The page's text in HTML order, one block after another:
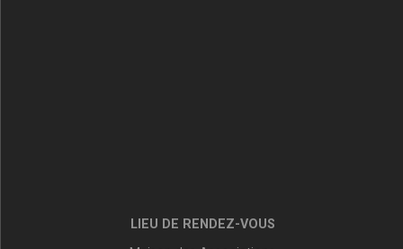
LIEU DE RENDEZ-VOUS